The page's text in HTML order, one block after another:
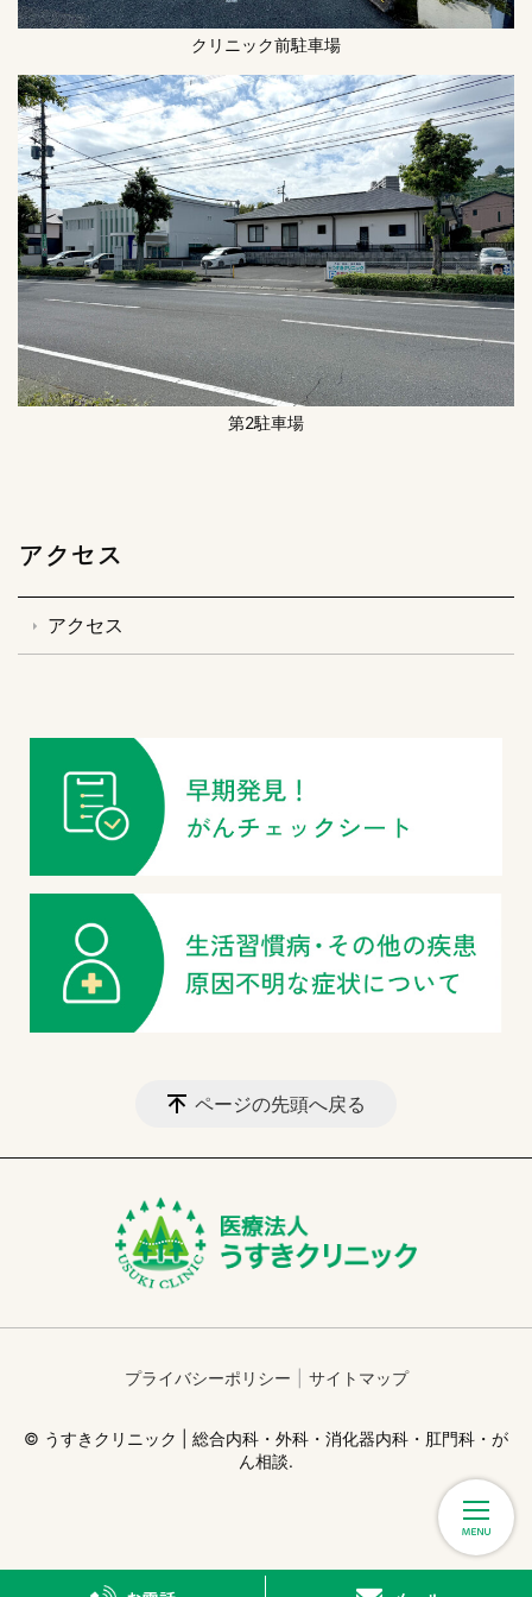
クリニック前駐車場
第2駐車場
アクセス
アクセス
ページの先頭へ戻る
プライバシーポリシー サイトマップ
© うすきクリニック | 総合内科・外科・消化器内科・肛門科・が
ん相談.